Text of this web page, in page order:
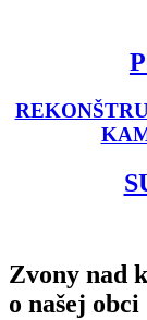
Zvony nad
o našej obci